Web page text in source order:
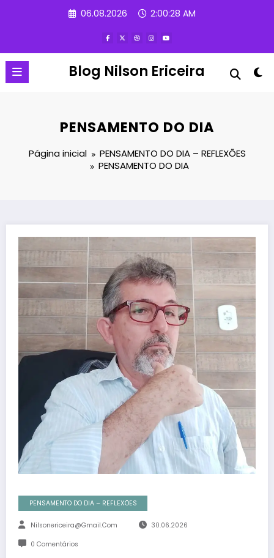
06.08.2026 2:00:29 AM
Blog Nilson Ericeira
PENSAMENTO DO DIA
Página inicial
PENSAMENTO DO DIA – REFLEXÕES
PENSAMENTO DO DIA
PENSAMENTO DO DIA – REFLEXÕES
Nilsonericeira@gmail.com 30.06.2026
0 Comentários